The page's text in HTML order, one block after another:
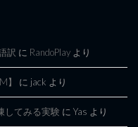
訳 に RandoPlay より
】 に jack より
してみる実験 に Yas より